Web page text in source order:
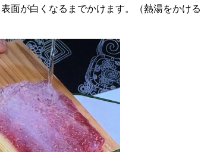
面が白くなるまでかけます。（熱湯をかける